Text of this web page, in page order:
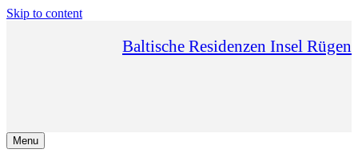
Skip to content
Baltische Residenzen Insel Rügen
Menu